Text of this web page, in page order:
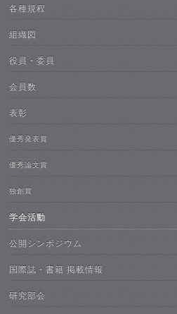
各種規程
組織図
役員・委員
会員数
表彰
優秀発表賞
優秀論文賞
独創賞
学会活動
公開シンポジウム
国際誌・書籍 掲載情報
研究部会